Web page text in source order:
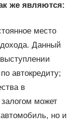
же являются:
место
Данный
автокредиту;
в
может
но и